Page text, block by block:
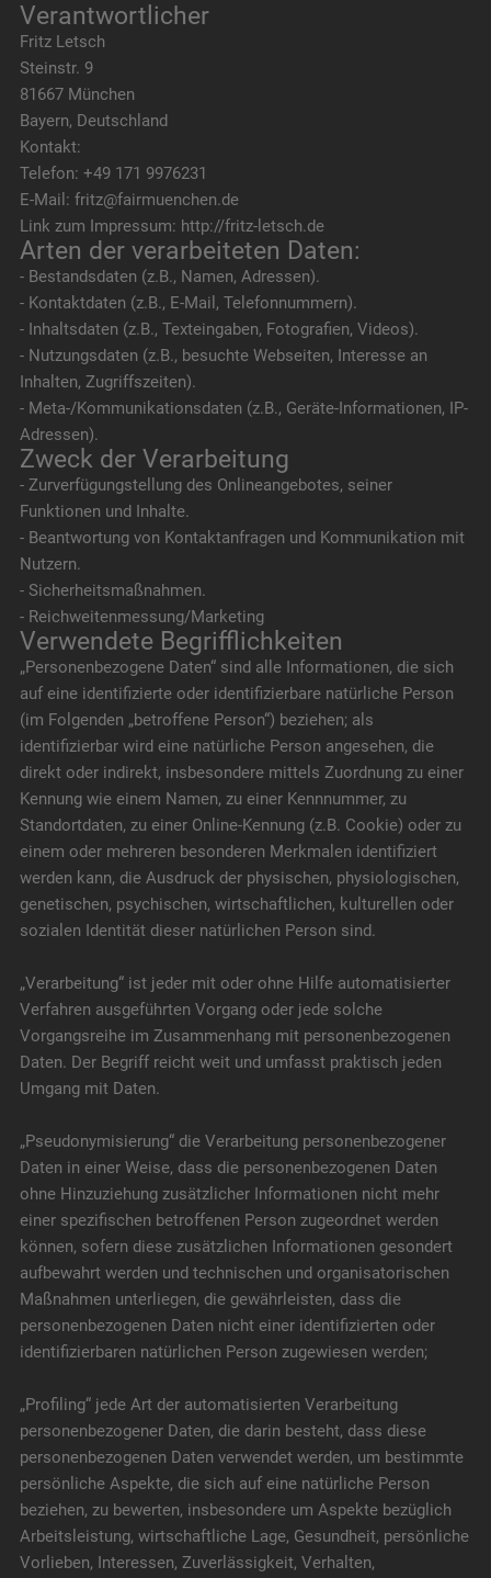
Verantwortlicher
Fritz Letsch
Steinstr. 9
81667 München
Bayern, Deutschland
Kontakt:
Telefon: +49 171 9976231
E-Mail: fritz@fairmuenchen.de
Link zum Impressum: http://fritz-letsch.de
Arten der verarbeiteten Daten:
- Bestandsdaten (z.B., Namen, Adressen).
- Kontaktdaten (z.B., E-Mail, Telefonnummern).
- Inhaltsdaten (z.B., Texteingaben, Fotografien, Videos).
- Nutzungsdaten (z.B., besuchte Webseiten, Interesse an
Inhalten, Zugriffszeiten).
- Meta-/Kommunikationsdaten (z.B., Geräte-Informationen, IP-
Adressen).
Zweck der Verarbeitung
- Zurverfügungstellung des Onlineangebotes, seiner
Funktionen und Inhalte.
- Beantwortung von Kontaktanfragen und Kommunikation mit
Nutzern.
- Sicherheitsmaßnahmen.
- Reichweitenmessung/Marketing
Verwendete Begrifflichkeiten
„Personenbezogene Daten“ sind alle Informationen, die sich
auf eine identifizierte oder identifizierbare natürliche Person
(im Folgenden „betroffene Person“) beziehen; als
identifizierbar wird eine natürliche Person angesehen, die
direkt oder indirekt, insbesondere mittels Zuordnung zu einer
Kennung wie einem Namen, zu einer Kennnummer, zu
Standortdaten, zu einer Online-Kennung (z.B. Cookie) oder zu
einem oder mehreren besonderen Merkmalen identifiziert
werden kann, die Ausdruck der physischen, physiologischen,
genetischen, psychischen, wirtschaftlichen, kulturellen oder
sozialen Identität dieser natürlichen Person sind.
„Verarbeitung“ ist jeder mit oder ohne Hilfe automatisierter
Verfahren ausgeführten Vorgang oder jede solche
Vorgangsreihe im Zusammenhang mit personenbezogenen
Daten. Der Begriff reicht weit und umfasst praktisch jeden
Umgang mit Daten.
„Pseudonymisierung“ die Verarbeitung personenbezogener
Daten in einer Weise, dass die personenbezogenen Daten
ohne Hinzuziehung zusätzlicher Informationen nicht mehr
einer spezifischen betroffenen Person zugeordnet werden
können, sofern diese zusätzlichen Informationen gesondert
aufbewahrt werden und technischen und organisatorischen
Maßnahmen unterliegen, die gewährleisten, dass die
personenbezogenen Daten nicht einer identifizierten oder
identifizierbaren natürlichen Person zugewiesen werden;
„Profiling“ jede Art der automatisierten Verarbeitung
personenbezogener Daten, die darin besteht, dass diese
personenbezogenen Daten verwendet werden, um bestimmte
persönliche Aspekte, die sich auf eine natürliche Person
beziehen, zu bewerten, insbesondere um Aspekte bezüglich
Arbeitsleistung, wirtschaftliche Lage, Gesundheit, persönliche
Vorlieben, Interessen, Zuverlässigkeit, Verhalten,